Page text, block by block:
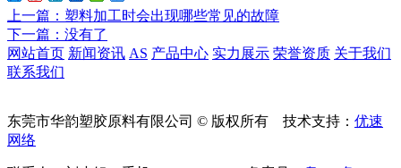
上一篇 ：塑料加工时会出现哪些常见的故障
下一篇 ：没有了
网站首页 新闻资讯 AS 产品中心 实力展示 荣誉资质 关于我们
联系我们
东莞市华韵塑胶原料有限公司 © 版权所有 技术支持： 优速
网络